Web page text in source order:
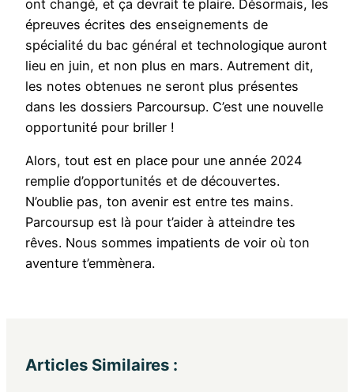
ont changé, et ça devrait te plaire. Désormais, les
épreuves écrites des enseignements de
spécialité du bac général et technologique auront
lieu en juin, et non plus en mars. Autrement dit,
les notes obtenues ne seront plus présentes
dans les dossiers Parcoursup. C’est une nouvelle
opportunité pour briller !
Alors, tout est en place pour une année 2024
remplie d’opportunités et de découvertes.
N’oublie pas, ton avenir est entre tes mains.
Parcoursup est là pour t’aider à atteindre tes
rêves. Nous sommes impatients de voir où ton
aventure t’emmènera.
Articles Similaires :